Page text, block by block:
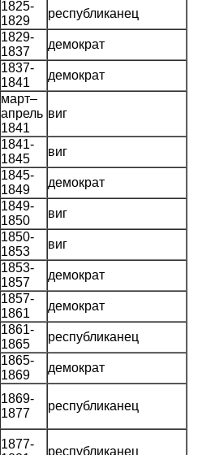
1825-
1829
республиканец
1829-
1837
демократ
1837-
1841
демократ
март–
апрель
1841
виг
1841-
1845
виг
1845-
1849
демократ
1849-
1850
виг
1850-
1853
виг
1853-
1857
демократ
1857-
1861
демократ
1861-
1865
республиканец
1865-
1869
демократ
1869-
1877
республиканец
1877-
республиканец